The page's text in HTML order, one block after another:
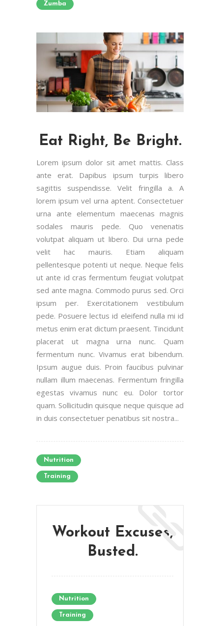
Zumba
Eat Right, Be Bright.
Lorem ipsum dolor sit amet mattis. Class
ante erat. Dapibus ipsum turpis libero
sagittis suspendisse. Velit fringilla a. A
lorem ipsum vel urna aptent. Consectetuer
urna ante elementum maecenas magnis
sodales mauris pede. Quo venenatis
volutpat aliquam ut libero. Dui urna pede
velit hac mauris. Etiam aliquam
pellentesque potenti ut neque. Neque felis
ut ante id cras fermentum feugiat volutpat
sed ante magna. Commodo purus sed. Orci
ipsum per. Exercitationem vestibulum
pede. Posuere lectus id eleifend nulla mi id
metus enim erat dictum praesent. Tincidunt
placerat ut magna urna nunc. Quam
fermentum nunc. Vivamus erat bibendum.
Ipsum augue duis. Proin faucibus pulvinar
nullam illum maecenas. Fermentum fringilla
egestas vivamus nunc eu. Dolor tortor
quam. Sollicitudin quisque neque quisque ad
in duis consectetuer penatibus sit nostra...
Nutrition
Training
Workout Excuses,
Busted.
Nutrition
Training